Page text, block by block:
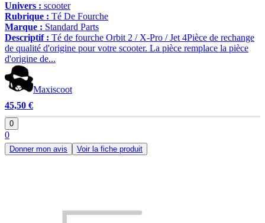
Univers : scooter
Rubrique : Té De Fourche
Marque : Standard Parts
Descriptif : Té de fourche Orbit 2 / X-Pro / Jet 4Pièce de rechange
de qualité d'origine pour votre scooter. La pièce remplace la pièce
d'origine de...
Maxiscoot
45,50 €
0
0
Donner mon avis Voir la fiche produit